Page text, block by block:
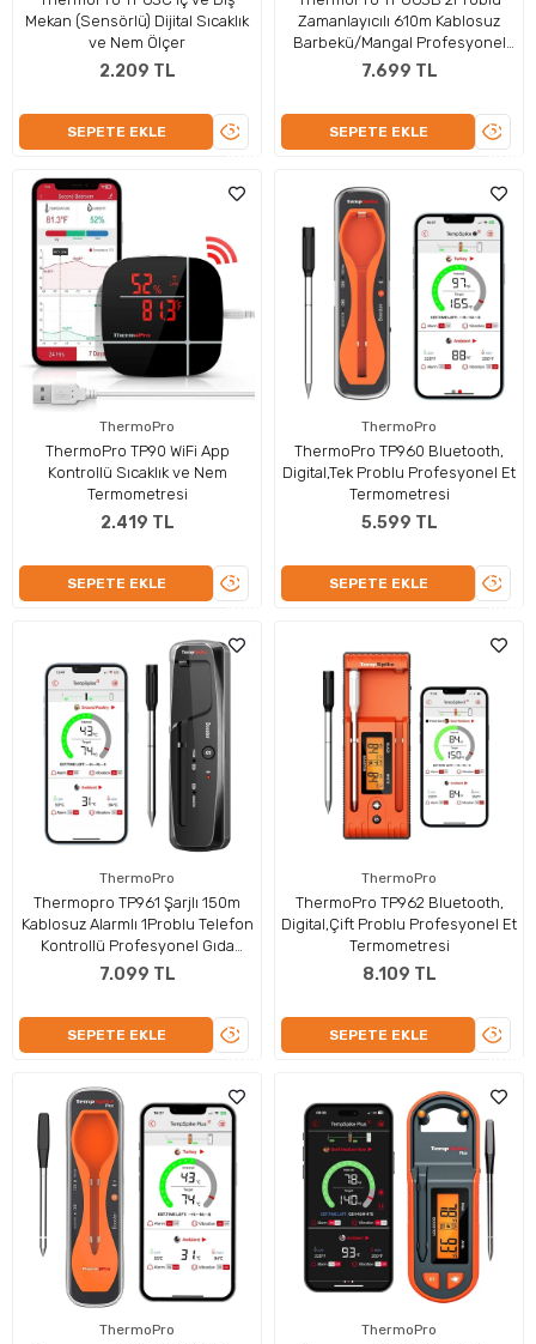
Mekan (Sensörlü) Dijital Sıcaklık
ve Nem Ölçer
2.209 TL
SEPETE EKLE
ÜRÜNÜ
Zamanlayıcılı 610m Kablosuz
Barbekü/Mangal Profesyonel
PişirmeTermometresi
7.699 TL
SEPETE EKLE
ThermoPro
ThermoPro TP90 WiFi App
Kontrollü Sıcaklık ve Nem
Termometresi
2.419 TL
SEPETE EKLE
ÜRÜNÜ
ThermoPro
ThermoPro TP960 Bluetooth,
Digital,Tek Problu Profesyonel Et
Termometresi
5.599 TL
SEPETE EKLE
ThermoPro
Thermopro TP961 Şarjlı 150m
Kablosuz Alarmlı 1Problu Telefon
Kontrollü Profesyonel Gıda
Termometresi
7.099 TL
SEPETE EKLE
ÜRÜNÜ
ThermoPro
ThermoPro TP962 Bluetooth,
Digital,Çift Problu Profesyonel Et
Termometresi
8.109 TL
SEPETE EKLE
ThermoPro ThermoPro